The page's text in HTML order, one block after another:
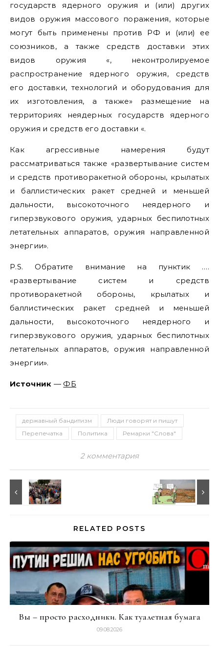
государств ядерного оружия и (или) других
видов оружия массового поражения, которые
могут быть применены против РФ и (или) ее
союзников, а также средств доставки этих
видов оружия «, неконтролируемое
распространение ядерного оружия, средств
его доставки, технологий и оборудования для
их изготовления, а также» размещение на
территориях неядерных государств ядерного
оружия и средств его доставки «.
Как агрессивные намерения будут
рассматриваться также «развертывание систем
и средств противоракетной обороны, крылатых
и баллистических ракет средней и меньшей
дальности, высокоточного неядерного и
гиперзвукового оружия, ударных беспилотных
летательных аппаратов, оружия направленной
энергии».
P.S. Обратите внимание на пунктик ….
«развертывание систем и средств
противоракетной обороны, крылатых и
баллистических ракет средней и меньшей
дальности, высокоточного неядерного и
гиперзвукового оружия, ударных беспилотных
летательных аппаратов, оружия направленной
энергии».
Источник — ФБ
державный бандитизм
Люди говорят и пишут
Перепечатка
Политика Ремарки "Слова"
2 комментария
RELATED POSTS
Вы – просто расходники. Как туалетная бумага
09.08.2026